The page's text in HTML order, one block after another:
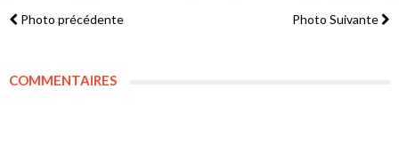
Photo précédente Photo Suivante
COMMENTAIRES